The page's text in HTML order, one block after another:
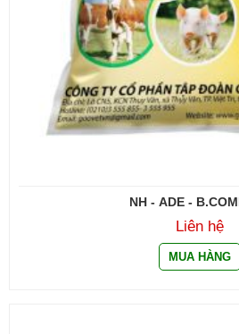
NH - ADE -
Liên hệ